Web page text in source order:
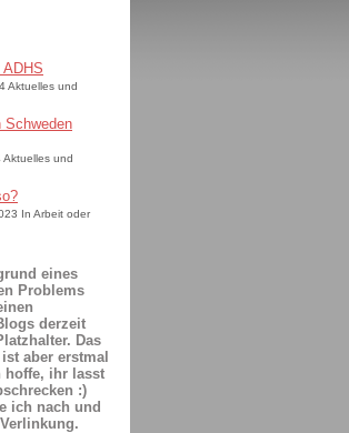
Aktuelles und
Schweden
und
In Arbeit oder
eines
Problems
derzeit
Das
aber erstmal
hoffe, ihr lasst
:)
ich nach und